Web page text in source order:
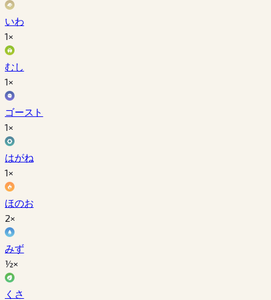
いわ
1×
むし
1×
ゴースト
1×
はがね
1×
ほのお
2×
みず
½×
くさ